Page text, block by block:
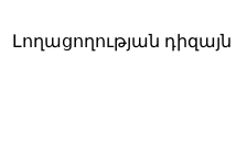
Լողացողության դիզայն